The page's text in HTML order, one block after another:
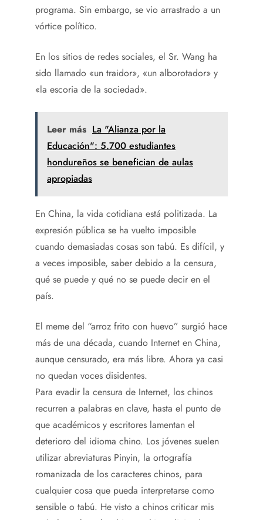
programa. Sin embargo, se vio arrastrado a un
vórtice político.
En los sitios de redes sociales, el Sr. Wang ha
sido llamado «un traidor», «un alborotador» y
«la escoria de la sociedad».
Leer más La "Alianza por la
Educación": 5.700 estudiantes
hondureños se benefician de aulas
apropiadas
En China, la vida cotidiana está politizada. La
expresión pública se ha vuelto imposible
cuando demasiadas cosas son tabú. Es difícil, y
a veces imposible, saber debido a la censura,
qué se puede y qué no se puede decir en el
país.
El meme del “arroz frito con huevo” surgió hace
más de una década, cuando Internet en China,
aunque censurado, era más libre. Ahora ya casi
no quedan voces disidentes.
Para evadir la censura de Internet, los chinos
recurren a palabras en clave, hasta el punto de
que académicos y escritores lamentan el
deterioro del idioma chino. Los jóvenes suelen
utilizar abreviaturas Pinyin, la ortografía
romanizada de los caracteres chinos, para
cualquier cosa que pueda interpretarse como
sensible o tabú. He visto a chinos criticar mis